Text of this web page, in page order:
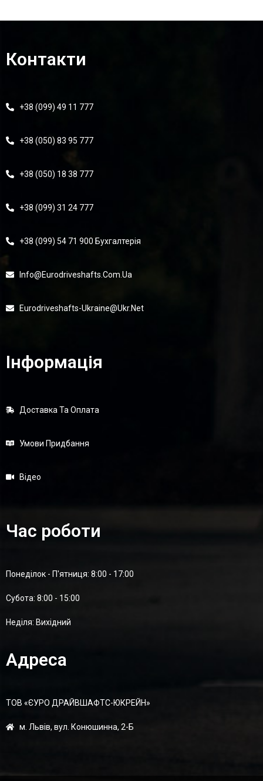
Контакти
+38 (099) 49 11 777
+38 (050) 83 95 777
+38 (050) 18 38 777
+38 (099) 31 24 777
+38 (099) 54 71 900 Бухгалтерія
Info@eurodriveshafts.com.ua
Eurodriveshafts-Ukraine@ukr.net
Інформація
Доставка Та Оплата
Умови Придбання
Відео
Час роботи
Понеділок - П'ятниця: 8:00 - 17:00
Суботa: 8:00 - 15:00
Неділя: Вихідний
Адреса
ТОВ «ЄУРО ДРАЙВШАФТC-ЮКРЕЙН»
м. Львів, вул. Конюшинна, 2-Б